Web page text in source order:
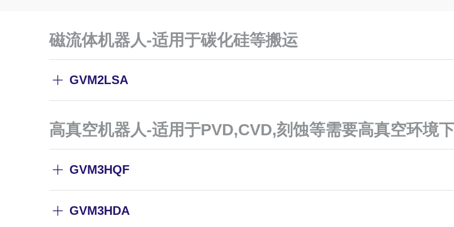
磁流体机器人-适用于碳化硅等搬运
GVM2LSA
高真空机器人-适用于PVD,CVD,刻蚀等需要高真空环境
GVM3HQF
GVM3HDA